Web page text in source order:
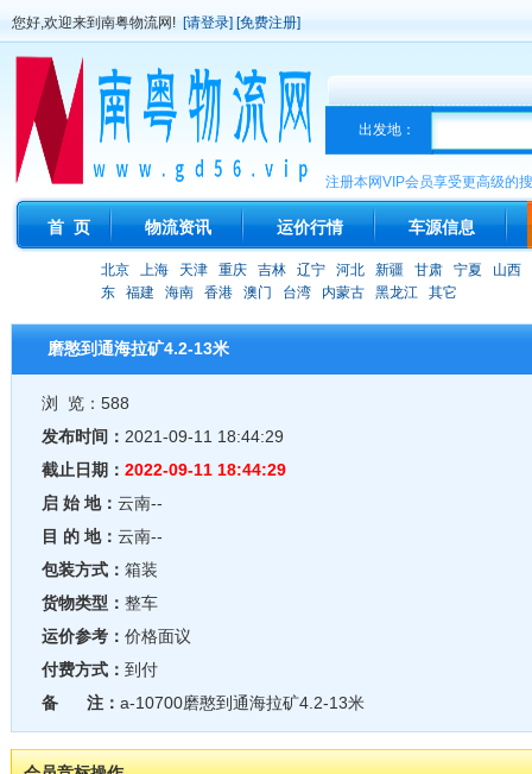
您好,欢迎来到南粤物流网! [请登录] [免费注册]
出发地：
注册本网VIP会员享受更高级的
首 页 物流资讯 运价行情 车源信息
北京 上海 天津 重庆 吉林 辽宁 河北 新疆 甘肃 宁夏
山西
东
福建 海南 香港 澳门 台湾 内蒙古 黑龙江 其它
磨憨到通海拉矿4.2-13米
浏 览：588
发布时间： 2021-09-11 18:44:29
截止日期： 2022-09-11 18:44:29
启 始 地： 云南--
目 的 地： 云南--
包装方式： 箱装
货物类型： 整车
运价参考： 价格面议
付费方式： 到付
备 注： a-10700磨憨到通海拉矿4.2-13米